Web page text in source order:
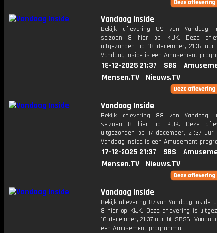
Vandaag Inside
Bekijk aflevering 89 van Vandaag
seizoen 8 hier op KIJK. Deze
uitgezonden op 18 december, 21:37
Vandaag Inside is een Amusement
18-12-2025 21:37 SBS
Mensen.TV
Nieuws.TV
Vandaag Inside
Bekijk aflevering 88 van Vandaag
seizoen 8 hier op KIJK. Deze
uitgezonden op 17 december, 21:37
Vandaag Inside is een Amusement
17-12-2025 21:37 SBS
Mensen.TV
Nieuws.TV
Vandaag Inside
Bekijk aflevering 87 van Vandaag Inside
8 hier op KIJK. Deze aflevering is
16 december, 21:37 uur bij SBS6.
een Amusement programma